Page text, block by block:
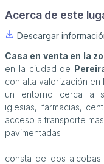
Acerca de este
Descargar
Casa en venta en la
en la ciudad de
con alta valorización
un entorno cerca a
iglesias, farmacias,
acceso a transporte
pavimentadas
consta de dos